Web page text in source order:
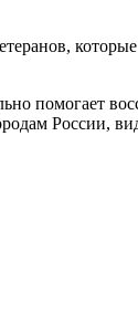
которые
помогает
России,